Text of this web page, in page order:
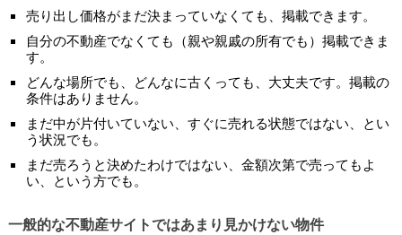
売り出し価格がまだ決まっていなくても、掲載できます。
自分の不動産でなくても（親や親戚の所有でも）掲載できま
す。
どんな場所でも、どんなに古くっても、大丈夫です。掲載の
条件はありません。
まだ中が片付いていない、すぐに売れる状態ではない、とい
う状況でも。
まだ売ろうと決めたわけではない、金額次第で売ってもよ
い、という方でも。
一般的な不動産サイトではあまり見かけない物件